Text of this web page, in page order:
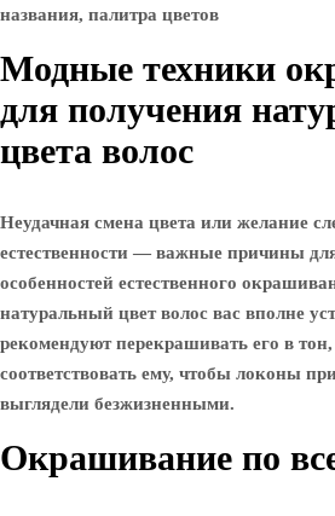
Модные техники
для получения
цвета волос
Неудачная смена цвета или желание
естественности — важные причины
особенностей естественного
натуральный цвет волос вас вполне
рекомендуют перекрашивать его в
соответствовать ему, чтобы локоны
выглядели безжизненными.
Окрашивание по